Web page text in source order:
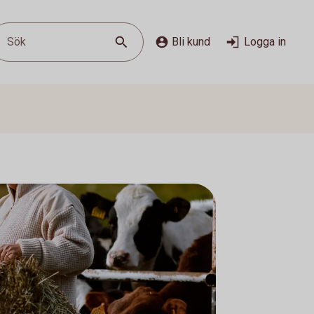
Sök Bli kund Logga in